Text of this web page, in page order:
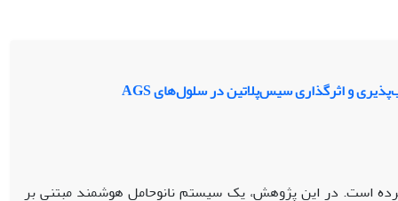
است. در این پژوهش، یک سیستم نانوحامل هوشمند مبتنی بر